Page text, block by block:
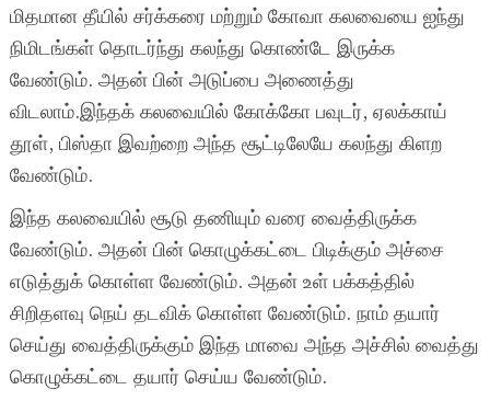
மிதமான தீயில் சர்க்கரை மற்றும் கோவா கலவையை ஐந்து
நிமிடங்கள் தொடர்ந்து கலந்து கொண்டே இருக்க
வேண்டும். அதன் பின் அடுப்பை அணைத்து
விடலாம்.இந்தக் கலவையில் கோக்கோ பவுடர், ஏலக்காய்
தூள், பிஸ்தா இவற்றை அந்த சூட்டிலேயே கலந்து கிளற
வேண்டும்.
இந்த கலவையில் சூடு தணியும் வரை வைத்திருக்க
வேண்டும். அதன் பின் கொழுக்கட்டை பிடிக்கும் அச்சை
எடுத்துக் கொள்ள வேண்டும். அதன் உள் பக்கத்தில்
சிறிதளவு நெய் தடவிக் கொள்ள வேண்டும். நாம் தயார்
செய்து வைத்திருக்கும் இந்த மாவை அந்த அச்சில் வைத்து
கொழுக்கட்டை தயார் செய்ய வேண்டும்.